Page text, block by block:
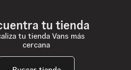
tu tienda
tu tienda Vans más
cercana